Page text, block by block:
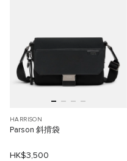
HARRISON
Parson 斜揹袋
HK$3,500